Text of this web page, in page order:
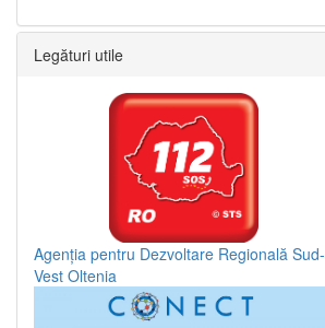
Legături utile
Agenția pentru Dezvoltare Regională Sud-
Vest Oltenia